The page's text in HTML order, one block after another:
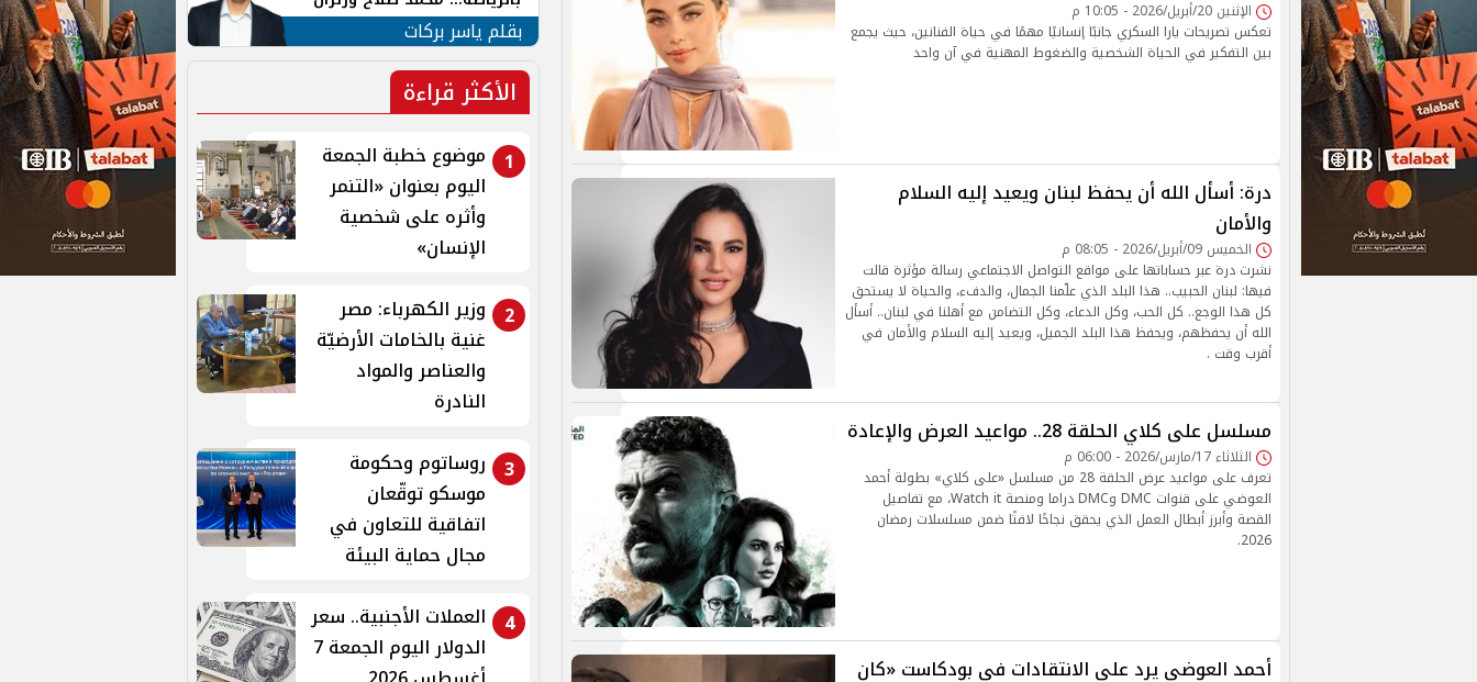
الإثنين 20/أبريل/2026 - 10:05 م
تعكس تصريحات يارا السكري جانبًا إنسانيًا مهمًا في حياة الفنانين، حيث يجمع
بين التفكير في الحياة الشخصية والضغوط المهنية في آن واحد
درة: أسأل الله أن يحفظ لبنان ويعيد إليه السلام
والأمان
الخميس 09/أبريل/2026 - 08:05 م
نشرت درة عبر حساباتها على مواقع التواصل الاجتماعي رسالة مؤثرة قالت
فيها: لبنان الحبيب.. هذا البلد الذي علّمنا الجمال، والدفء، والحياة لا يستحق
كل هذا الوجع.. كل الحب، وكل الدعاء، وكل التضامن مع أهلنا في لبنان.. أسأل
الله أن يحفظهم، ويحفظ هذا البلد الجميل، ويعيد إليه السلام والأمان في
أقرب وقت .
مسلسل على كلاي الحلقة 28.. مواعيد العرض والإعادة
الثلاثاء 17/مارس/2026 - 06:00 م
تعرف على مواعيد عرض الحلقة 28 من مسلسل «على كلاي» بطولة أحمد
العوضي على قنوات DMC وDMC دراما ومنصة Watch it، مع تفاصيل
القصة وأبرز أبطال العمل الذي يحقق نجاحًا لافتًا ضمن مسلسلات رمضان
2026.
أحمد العوضي يرد على الانتقادات في بودكاست «كان
الهوية في الشارع التركي
بقلم ياسر بركات
الأكثر قراءة
1
موضوع خطبة الجمعة
اليوم بعنوان «التنمر
وأثره على شخصية
الإنسان»
2
وزير الكهرباء: مصر
غنية بالخامات الأرضيّة
والعناصر والمواد
النادرة
3 روساتوم وحكومة
موسكو توقّعان
اتفاقية للتعاون في
مجال حماية البيئة
4
العملات الأجنبية.. سعر
الدولار اليوم الجمعة 7